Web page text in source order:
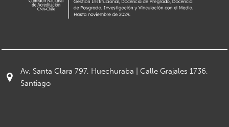
Av. Santa Clara 797, Huechuraba | Calle Grajales 1736,
Santiago